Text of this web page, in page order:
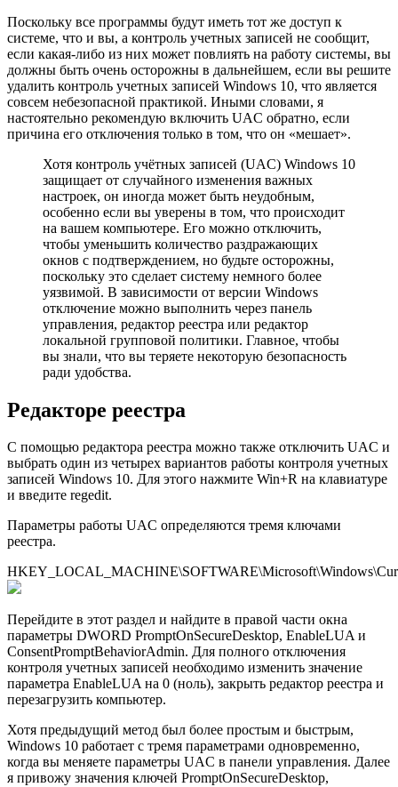
Поскольку все программы будут иметь тот же доступ к
системе, что и вы, а контроль учетных записей не сообщит,
если какая-либо из них может повлиять на работу системы, вы
должны быть очень осторожны в дальнейшем, если вы решите
удалить контроль учетных записей Windows 10, что является
совсем небезопасной практикой. Иными словами, я
настоятельно рекомендую включить UAC обратно, если
причина его отключения только в том, что он «мешает».
Хотя контроль учётных записей (UAC) Windows 10
защищает от случайного изменения важных
настроек, он иногда может быть неудобным,
особенно если вы уверены в том, что происходит
на вашем компьютере. Его можно отключить,
чтобы уменьшить количество раздражающих
окнов с подтверждением, но будьте осторожны,
поскольку это сделает систему немного более
уязвимой. В зависимости от версии Windows
отключение можно выполнить через панель
управления, редактор реестра или редактор
локальной групповой политики. Главное, чтобы
вы знали, что вы теряете некоторую безопасность
ради удобства.
Редакторе реестра
С помощью редактора реестра можно также отключить UAC и
выбрать один из четырех вариантов работы контроля учетных
записей Windows 10. Для этого нажмите Win+R на клавиатуре
и введите regedit.
Параметры работы UAC определяются тремя ключами
реестра.
Перейдите в этот раздел и найдите в правой части окна
параметры DWORD PromptOnSecureDesktop, EnableLUA и
ConsentPromptBehaviorAdmin. Для полного отключения
контроля учетных записей необходимо изменить значение
параметра EnableLUA на 0 (ноль), закрыть редактор реестра и
перезагрузить компьютер.
Хотя предыдущий метод был более простым и быстрым,
Windows 10 работает с тремя параметрами одновременно,
когда вы меняете параметры UAC в панели управления. Далее
я привожу значения ключей PromptOnSecureDesktop,